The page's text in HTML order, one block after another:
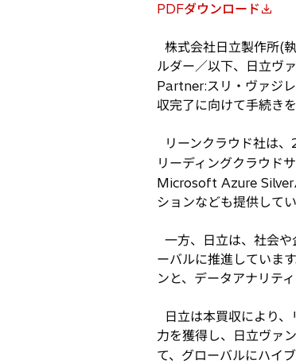
PDFダウンロード
新
い
タ
ブ
で
株式会社日立製作所(
ルダー／以下、日立ヴ
Partner:スリ・ヴァジ
収完了に向けて手続きを
リーンクラウド社は
リーディングクラウド
Microsoft Azure Silver
ションなども提供してい
一方、日立は、社会
ーバルに推進していま
ンと、データアナリテ
日立は本買収により
力を獲得し、日立ヴァ
て、グローバルにハイ